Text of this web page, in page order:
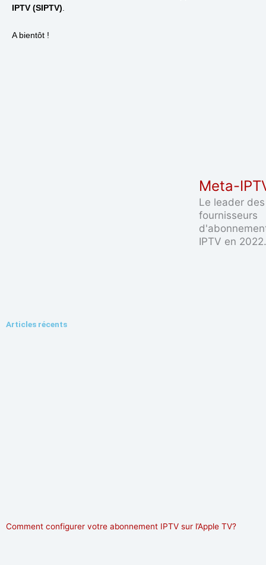
IPTV (SIPTV)
A bientôt !
Meta-
Le leader des
fournisseurs
IPTV en 2022.
Articles récents
Comment configurer votre abonnement IPTV sur l’Apple TV?